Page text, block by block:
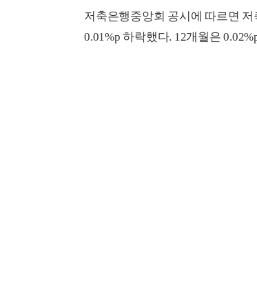
저축은행중앙회 공시에 따르면
0.01%p 하락했다. 12개월은